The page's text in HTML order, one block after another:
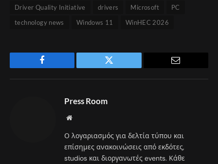
Driver Quality Initiative drivers Microsoft
PC
technology news
Windows 11 WinHEC 2026
Facebook Twitter Email
Press Room
Website
Ο λογαριασμός για δελτία τύπου και
επίσημες ανακοινώσεις από εκδότες,
studios και διοργανωτές events. Κάθε